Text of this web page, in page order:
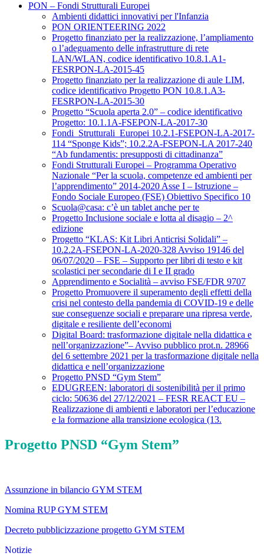
PON – Fondi Strutturali Europei
Ambienti didattici innovativi per l'Infanzia
PON ORIENTEERING 2022
Progetto finanziato per la realizzazione, l’ampliamento
o l’adeguamento delle infrastrutture di rete
LAN/WLAN, codice identificativo 10.8.1.A1-
FESRPON-LA-2015-45
Progetto finanziato per la realizzazione di aule LIM,
codice identificativo Progetto PON 10.8.1.A3-
FESRPON-LA-2015-30
Progetto “Scuola aperta 2.0” – codice identificativo
Progetto: 10.1.1A-FSEPON-LA-2017-30
Fondi_Strutturali_Europei 10.2.1-FSEPON-LA-2017-
114 “Sponge Kids”; 10.2.2A-FSEPON-LA 2017-240
“Ab fundamentis: presupposti di cittadinanza”
Fondi Strutturali Europei – Programma Operativo
Nazionale “Per la scuola, competenze ed ambienti per
l’apprendimento” 2014-2020 Asse I – Istruzione –
Fondo Sociale Europeo (FSE) Obiettivo Specifico 10
Scuola@casa: c’è un tablet anche per te
Progetto Inclusione sociale e lotta al disagio – 2^
edizione
Progetto “KLAS: Kit Libri Anticrisi Solidali” –
10.2.2A-FSEPON-LA-2020-328 Avviso 19146 del
06/07/2020 – FSE – Supporto per libri di testo e kit
scolastici per secondarie di I e II grado
Apprendimento e Socialità – avviso FSE/FDR 9707
Progetto Promuovere il superamento degli effetti della
crisi nel contesto della pandemia di COVID-19 e delle
sue conseguenze sociali e preparare una ripresa verde,
digitale e resiliente dell’economi
Digital Board: trasformazione digitale nella didattica e
nell’organizzazione”– Avviso pubblico prot.n. 28966
del 6 settembre 2021 per la trasformazione digitale nella
didattica e nell’organizzazione
Progetto PNSD “Gym Stem”
EDUGREEN: laboratori di sostenibilità per il primo
ciclo: 50636 del 27/12/2021 – FESR REACT EU –
Realizzazione di ambienti e laboratori per l’educazione
e la formazione alla transizione ecologica (13.
Progetto PNSD “Gym Stem”
Assunzione in bilancio GYM STEM
Nomina RUP GYM STEM
Decreto pubblicizzazione progetto GYM STEM
Notizie